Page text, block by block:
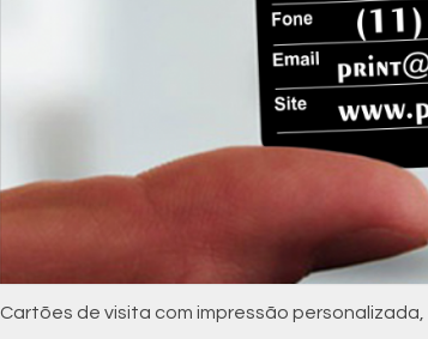
Cartões de visita com impressão personalizada,